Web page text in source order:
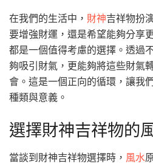
在我們的生活中， 財神吉祥物扮
要增強財運，還是希望能夠分享
都是一個值得考慮的選擇。透過
夠吸引財氣，更能夠將這些財氣
會。這是一個正向的循環，讓我
種類與意義。
選擇財神吉祥物的
當談到財神吉祥物選擇時， 風水